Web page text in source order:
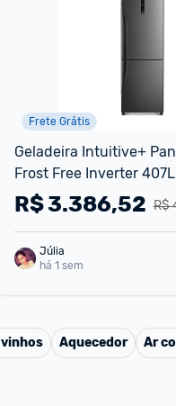
Frete Grátis
Geladeira Intuitive+
Frost Free Inverter
NR-BB41PV2T 127V
R$
R$3.386,52
Júlia
há 1 sem
vinhos Aquecedor Ar